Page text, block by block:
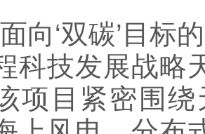
‘双碳’目标的
科技发展战略
项目紧密围